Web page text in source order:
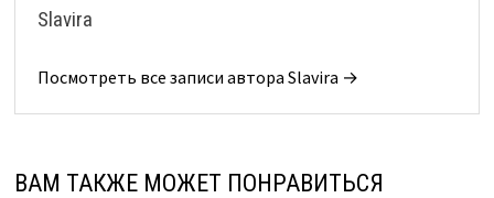
Slavira
Посмотреть все записи автора Slavira →
ВАМ ТАКЖЕ МОЖЕТ ПОНРАВИТЬСЯ